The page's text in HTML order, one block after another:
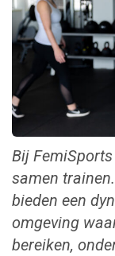
Bij
samen
bieden een
omgeving
bereiken,